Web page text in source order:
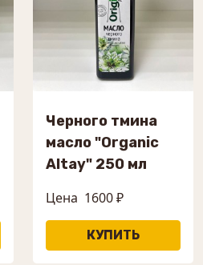
Черного тмина
масло "Organic
Altay" 250 мл
Цена 1600 ₽